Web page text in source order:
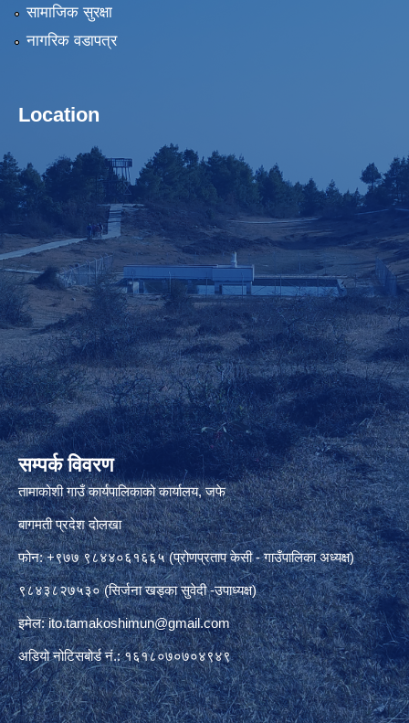
सामाजिक सुरक्षा
नागरिक वडापत्र
Location
सम्पर्क विवरण
तामाकोशी गाउँ कार्यपालिकाको कार्यालय, जफे
बागमती प्रदेश दोलखा
फोन: +९७७ ९८४४०६१६६५ (प्रोणप्रताप केसी - गाउँपालिका अध्यक्ष)
९८४३८२७५३० (सिर्जना खड्का सुवेदी -उपाध्यक्ष)
इमेल:ito.tamakoshimun@gmail.com
अडियो नोटिसबोर्ड नं.: १६१८०७०७०४९४९